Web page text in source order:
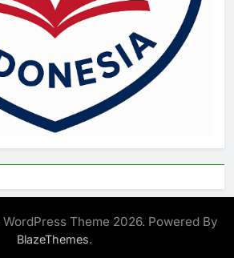
Theme 2026. Powered By
BlazeThemes.